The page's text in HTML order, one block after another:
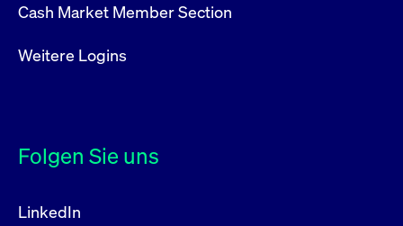
Cash Market Member Section
Weitere Logins
Folgen Sie uns
LinkedIn